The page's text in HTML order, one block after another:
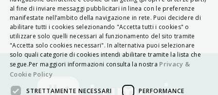
FRENCH
HUNGARIAN
DEUTSCH
POLSKI
PORTUGUÊS
al fine di inviare messaggi pubblicitari in linea con le preferenze
manifestate nell’ambito della navigazione in rete. Puoi decidere di
abilitare tutti i cookies selezionando "Accetta tutti i cookies" o
utilizzare solo quelli necessari al funzionamento del sito tramite
"Accetta solo cookies necessari". In alternativa puoi selezionare
solo quali categorie di cookies intendi abilitare tramite la lista che
segue.Per maggiori informazioni consulta la nostra Privacy &
Cookie Policy
STRETTAMENTE NECESSARI PERFORMANCE